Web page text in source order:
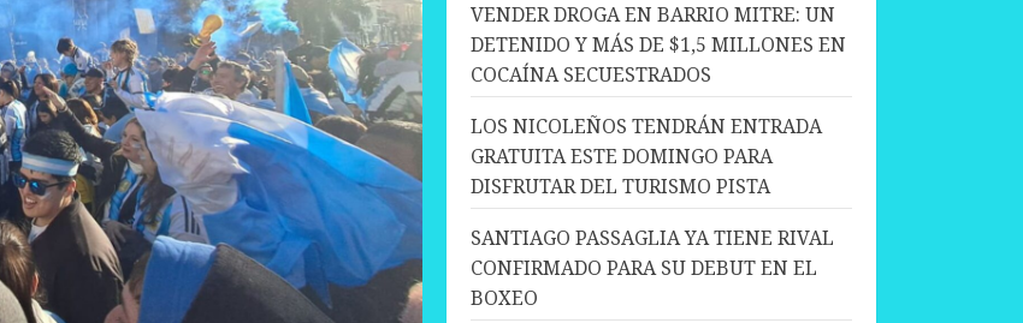
VENDER DROGA EN BARRIO MITRE: UN
DETENIDO Y MÁS DE $1,5 MILLONES EN
COCAÍNA SECUESTRADOS
LOS NICOLEÑOS TENDRÁN ENTRADA
GRATUITA ESTE DOMINGO PARA
DISFRUTAR DEL TURISMO PISTA
SANTIAGO PASSAGLIA YA TIENE RIVAL
CONFIRMADO PARA SU DEBUT EN EL
BOXEO